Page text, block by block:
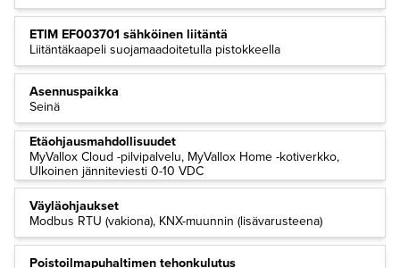
ETIM EF003701 sähköinen liitäntä
Liitäntäkaapeli suojamaadoitetulla pistokkeella
Asennuspaikka
Seinä
Etäohjausmahdollisuudet
MyVallox Cloud -pilvipalvelu, MyVallox Home -kotiverkko,
Ulkoinen jänniteviesti 0-10 VDC
Väyläohjaukset
Modbus RTU (vakiona), KNX-muunnin (lisävarusteena)
Poistoilmapuhaltimen tehonkulutus